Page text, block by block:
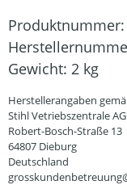
Produktnummer:
Gewicht: 2 kg
Herstellerangaben
Stihl Vetriebszentrale AG
Robert-Bosch-Straße 13
64807 Dieburg
Deutschland